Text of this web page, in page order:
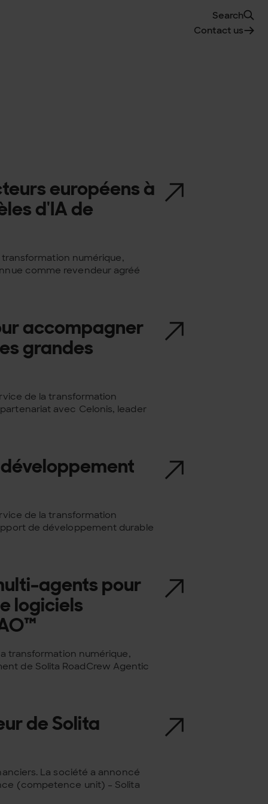
Search
Contact us
européens à
d'IA de
transformation numérique,
comme revendeur agréé
accompagner
grandes
de la transformation
avec Celonis, leader
de la transformation
de développement durable
agents pour
logiciels
transformation numérique,
de Solita RoadCrew Agentic
de Solita
La société a annoncé
(competence unit) – Solita